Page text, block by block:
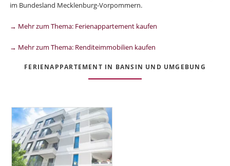
im Bundesland Mecklenburg-Vorpommern.
→ Mehr zum Thema: Ferienappartement kaufen
→ Mehr zum Thema: Renditeimmobilien kaufen
FERIENAPPARTEMENT IN BANSIN UND UMGEBUNG